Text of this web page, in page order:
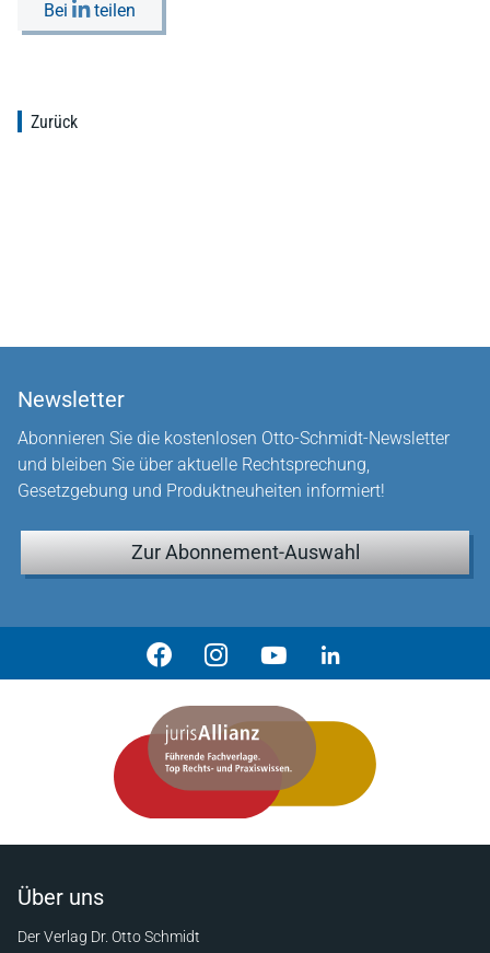
Bei teilen
Zurück
Newsletter
Abonnieren Sie die kostenlosen Otto-Schmidt-Newsletter
und bleiben Sie über aktuelle Rechtsprechung,
Gesetzgebung und Produktneuheiten informiert!
Zur Abonnement-Auswahl
Über uns
Der Verlag Dr. Otto Schmidt